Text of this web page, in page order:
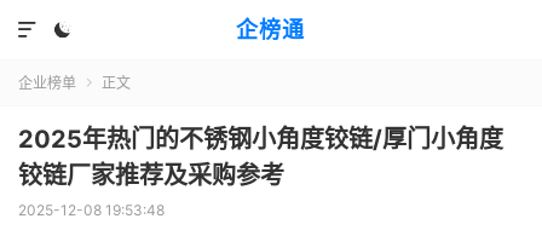
企榜通


企业榜单  正文
2025年热门的不锈钢小角度铰链/厚门小角度
铰链厂家推荐及采购参考
2025-12-08 19:53:48